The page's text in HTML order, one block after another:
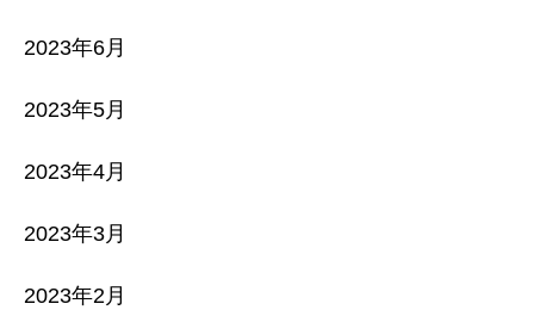
2023年6月
2023年5月
2023年4月
2023年3月
2023年2月